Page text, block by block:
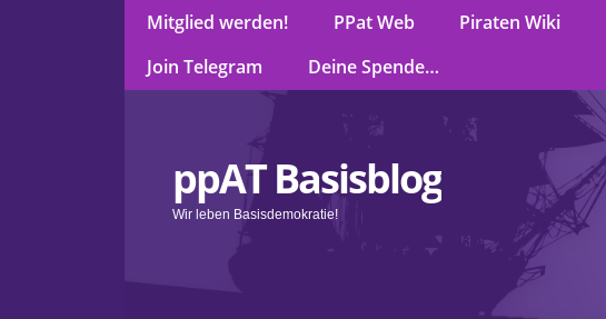
Mitglied werden! PPat Web Piraten Wiki
Join Telegram
Deine Spende…
ppAT Basisblog
Wir leben Basisdemokratie!